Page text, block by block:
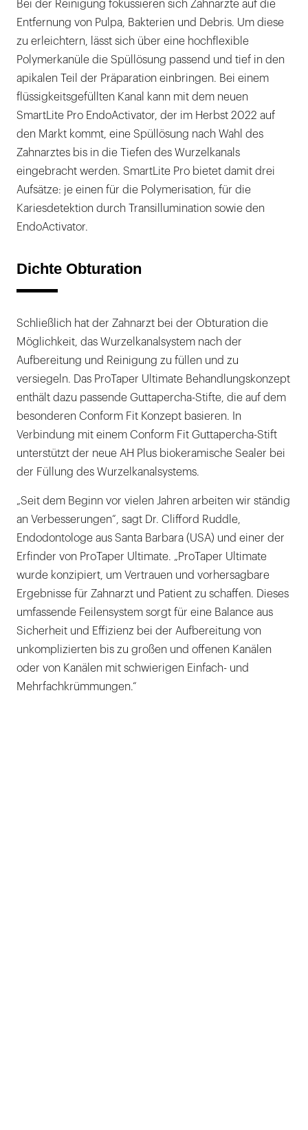
Bei der Reinigung fokussieren sich Zahnärzte auf die
Entfernung von Pulpa, Bakterien und Debris. Um diese
zu erleichtern, lässt sich über eine hochflexible
Polymerkanüle die Spüllösung passend und tief in den
apikalen Teil der Präparation einbringen. Bei einem
flüssigkeitsgefüllten Kanal kann mit dem neuen
SmartLite Pro EndoActivator, der im Herbst 2022 auf
den Markt kommt, eine Spüllösung nach Wahl des
Zahnarztes bis in die Tiefen des Wurzelkanals
eingebracht werden. SmartLite Pro bietet damit drei
Aufsätze: je einen für die Polymerisation, für die
Kariesdetektion durch Transillumination sowie den
EndoActivator.
Dichte Obturation
Schließlich hat der Zahnarzt bei der Obturation die
Möglichkeit, das Wurzelkanalsystem nach der
Aufbereitung und Reinigung zu füllen und zu
versiegeln. Das ProTaper Ultimate Behandlungskonzept
enthält dazu passende Guttapercha-Stifte, die auf dem
besonderen Conform Fit Konzept basieren. In
Verbindung mit einem Conform Fit Guttapercha-Stift
unterstützt der neue AH Plus biokeramische Sealer bei
der Füllung des Wurzelkanalsystems.
„Seit dem Beginn vor vielen Jahren arbeiten wir ständig
an Verbesserungen“, sagt Dr. Clifford Ruddle,
Endodontologe aus Santa Barbara (USA) und einer der
Erfinder von ProTaper Ultimate. „ProTaper Ultimate
wurde konzipiert, um Vertrauen und vorhersagbare
Ergebnisse für Zahnarzt und Patient zu schaffen. Dieses
umfassende Feilensystem sorgt für eine Balance aus
Sicherheit und Effizienz bei der Aufbereitung von
unkomplizierten bis zu großen und offenen Kanälen
oder von Kanälen mit schwierigen Einfach- und
Mehrfachkrümmungen.“